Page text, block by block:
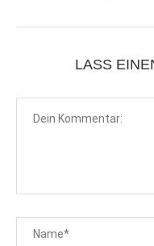
LASS